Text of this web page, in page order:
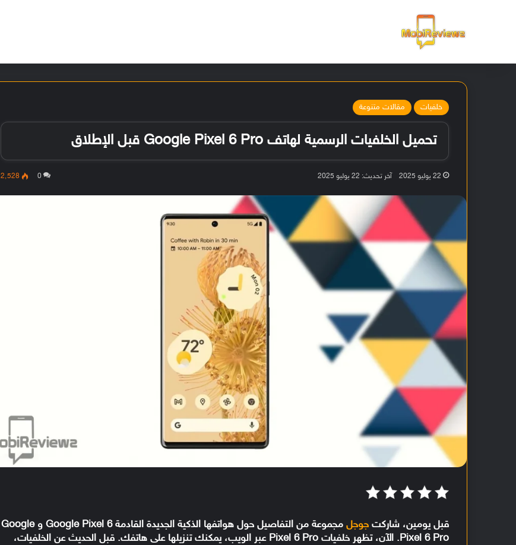
خلفيات مقالات متنوعة
تحميل الخلفيات الرسمية لهاتف Google Pixel 6 Pro قبل الإطلاق
22 يوليو 2025 آخر تحديث: 22 يوليو 2025 0 2٬528
قبل يومين، شاركتجوجل
مجموعة من التفاصيل حول هواتفها الذكية الجديدة القادمة Google Pixel 6 و Google
Pixel 6 Pro. الآن، تظهر خلفيات Pixel 6 Pro عبر الويب، يمكنك تنزيلها على هاتفك. قبل الحديث عن الخلفيات،